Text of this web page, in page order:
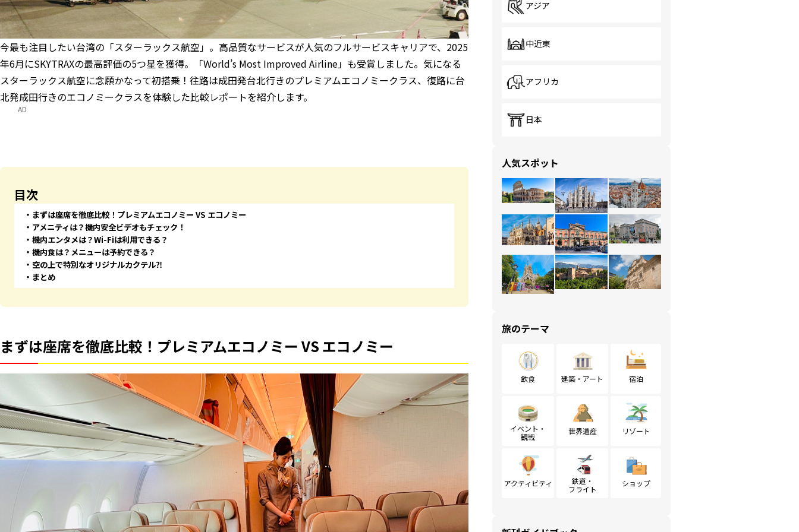
今最も注目したい台湾の「スターラックス航空」。高品質なサービスが人気のフルサービスキャリアで、2025
年6月にSKYTRAXの最高評価の5つ星を獲得。「World’s Most Improved Airline」も受賞しました。気になる
スターラックス航空に念願かなって初搭乗！往路は成田発台北行きのプレミアムエコノミークラス、復路に台
北発成田行きのエコノミークラスを体験した比較レポートを紹介します。
AD
目次
まずは座席を徹底比較！プレミアムエコノミー VS エコノミー
アメニティは？機内安全ビデオもチェック！
機内エンタメは？Wi-Fiは利用できる？
機内食は？メニューは予約できる？
空の上で特別なオリジナルカクテル⁈
まとめ
まずは座席を徹底比較！プレミアムエコノミー VS エコノミー
アジア
中近東
アフリカ
日本
人気スポット
旅のテーマ
飲食 建築・アート 宿泊
イベント・
観戦
世界遺産 リゾート
アクティビティ
鉄道・
フライト
ショップ